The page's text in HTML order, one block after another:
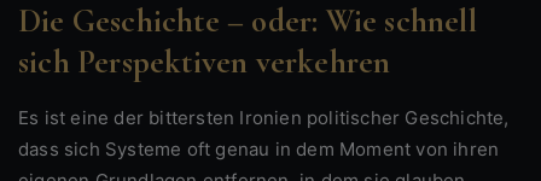
Die Geschichte – oder: Wie schnell
sich Perspektiven verkehren
Es ist eine der bittersten Ironien politischer Geschichte,
dass sich Systeme oft genau in dem Moment von ihren